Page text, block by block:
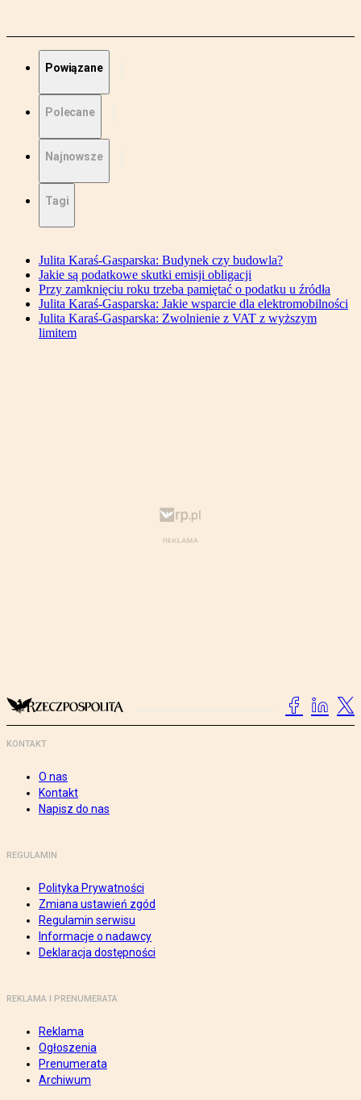
Powiązane
Polecane
Najnowsze
Tagi
Julita Karaś-Gasparska: Budynek czy budowla?
Jakie są podatkowe skutki emisji obligacji
Przy zamknięciu roku trzeba pamiętać o podatku u źródła
Julita Karaś-Gasparska: Jakie wsparcie dla elektromobilności
Julita Karaś-Gasparska: Zwolnienie z VAT z wyższym
limitem
KONTAKT
O nas
Kontakt
Napisz do nas
REGULAMIN
Polityka Prywatności
Zmiana ustawień zgód
Regulamin serwisu
Informacje o nadawcy
Deklaracja dostępności
REKLAMA I PRENUMERATA
Reklama
Ogłoszenia
Prenumerata
Archiwum